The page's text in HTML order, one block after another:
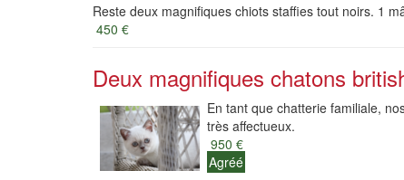
Reste deux magnifiques chiots staffies tout noirs. 1
450 €
Deux magnifiques chatons
En tant que chatterie familiale,
très affectueux.
950 €
Agréé